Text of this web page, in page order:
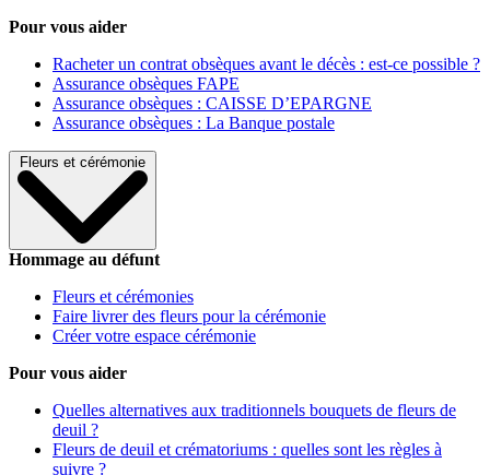
Pour vous aider
Racheter un contrat obsèques avant le décès : est-ce possible ?
Assurance obsèques FAPE
Assurance obsèques : CAISSE D’EPARGNE
Assurance obsèques : La Banque postale
Fleurs et cérémonie
Hommage au défunt
Fleurs et cérémonies
Faire livrer des fleurs pour la cérémonie
Créer votre espace cérémonie
Pour vous aider
Quelles alternatives aux traditionnels bouquets de fleurs de
deuil ?
Fleurs de deuil et crématoriums : quelles sont les règles à
suivre ?